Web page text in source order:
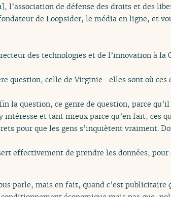
], l’association de défense des droits et des
de Loopsider, le média en ligne, et
des technologies et de l’innovation à la
question, celle de Virginie : elles sont où ces
la question, ce genre de question, parce
et tant mieux parce qu’en fait, ces
pour que les gens s’inquiètent vraiment.
effectivement de prendre les données, pour
parle, mais en fait, quand c’est publicitaire